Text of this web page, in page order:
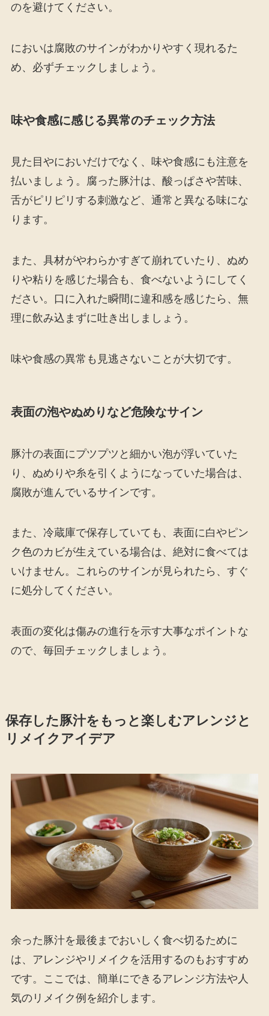
のを避けてください。
においは腐敗のサインがわかりやすく現れるた
め、必ずチェックしましょう。
味や食感に感じる異常のチェック方法
見た目やにおいだけでなく、味や食感にも注意を
払いましょう。腐った豚汁は、酸っぱさや苦味、
舌がピリピリする刺激など、通常と異なる味にな
ります。
また、具材がやわらかすぎて崩れていたり、ぬめ
りや粘りを感じた場合も、食べないようにしてく
ださい。口に入れた瞬間に違和感を感じたら、無
理に飲み込まずに吐き出しましょう。
味や食感の異常も見逃さないことが大切です。
表面の泡やぬめりなど危険なサイン
豚汁の表面にプツプツと細かい泡が浮いていた
り、ぬめりや糸を引くようになっていた場合は、
腐敗が進んでいるサインです。
また、冷蔵庫で保存していても、表面に白やピン
ク色のカビが生えている場合は、絶対に食べては
いけません。これらのサインが見られたら、すぐ
に処分してください。
表面の変化は傷みの進行を示す大事なポイントな
ので、毎回チェックしましょう。
保存した豚汁をもっと楽しむアレンジと
リメイクアイデア
余った豚汁を最後までおいしく食べ切るために
は、アレンジやリメイクを活用するのもおすすめ
です。ここでは、簡単にできるアレンジ方法や人
気のリメイク例を紹介します。